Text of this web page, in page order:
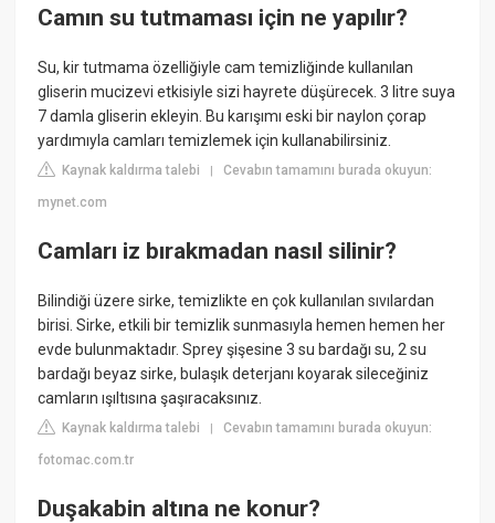
Camın su tutmaması için ne yapılır?
Su, kir tutmama özelliğiyle cam temizliğinde kullanılan
gliserin mucizevi etkisiyle sizi hayrete düşürecek. 3 litre suya
7 damla gliserin ekleyin. Bu karışımı eski bir naylon çorap
yardımıyla camları temizlemek için kullanabilirsiniz.
Kaynak kaldırma talebi |Cevabın tamamını burada okuyun:
mynet.com
Camları iz bırakmadan nasıl silinir?
Bilindiği üzere sirke, temizlikte en çok kullanılan sıvılardan
birisi. Sirke, etkili bir temizlik sunmasıyla hemen hemen her
evde bulunmaktadır. Sprey şişesine 3 su bardağı su, 2 su
bardağı beyaz sirke, bulaşık deterjanı koyarak sileceğiniz
camların ışıltısına şaşıracaksınız.
Kaynak kaldırma talebi |Cevabın tamamını burada okuyun:
fotomac.com.tr
Duşakabin altına ne konur?